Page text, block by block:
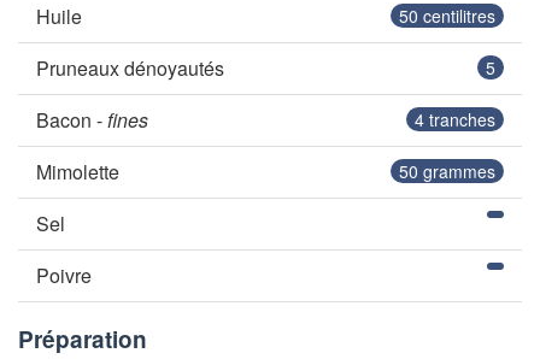
Huile 50 centilitres
Pruneaux dénoyautés 5
Bacon - fines 4 tranches
Mimolette 50 grammes
Sel
Poivre
Préparation